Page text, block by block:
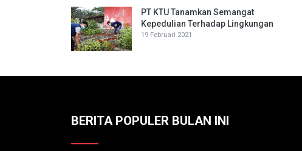
PT KTU Tanamkan Semangat
Kepedulian Terhadap Lingkungan
19 Februari 2021
BERITA POPULER BULAN INI